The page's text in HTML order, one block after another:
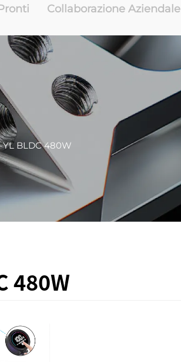
Collaborazione Aziendale
YL BLDC 480W
480W